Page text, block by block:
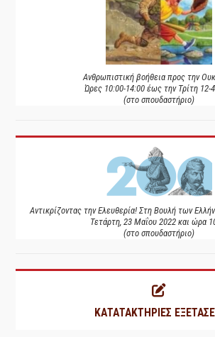
Ανθρωπιστική βοήθεια προς την
Ώρες 10:00-14:00 έως την Τρίτη 12-
(στο σπουδαστήριο)
Αντικρίζοντας την Ελευθερία! Στη Βουλή των
Τετάρτη, 23 Μαΐου 2022 και ώρα
(στο σπουδαστήριο)
ΚΑΤΑΤΑΚΤΗΡΙΕΣ